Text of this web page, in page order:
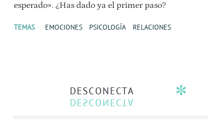
esperado». ¿Has dado ya el primer paso?
TEMAS EMOCIONES PSICOLOGÍA RELACIONES
DESCONECTA